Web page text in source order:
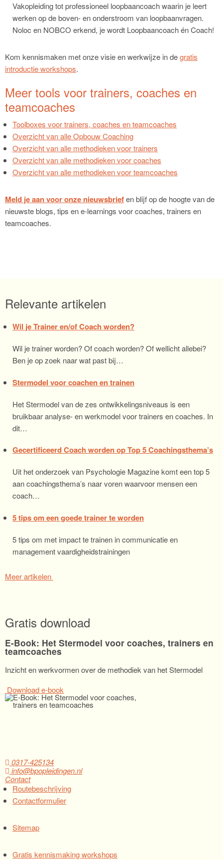
Vakopleiding tot professioneel loopbaancoach waarin je leert
werken op de boven- en onderstroom van loopbaanvragen.
Noloc en NOBCO erkend, je wordt Loopbaancoach én Coach!
Kom kennismaken met onze visie en werkwijze in degratis
introductie workshops.
Meer tools voor trainers, coaches en
teamcoaches
Toolboxes voor trainers, coaches en teamcoaches
Overzicht van alle Opbouw Coaching
Overzicht van alle methodieken voor trainers
Overzicht van alle methodieken voor coaches
Overzicht van alle methodieken voor teamcoaches
Meld je aan voor onze nieuwsbriefen blijf op de hoogte van de
nieuwste blogs, tips en e-learnings voor coaches, trainers en
teamcoaches.
Relevante artikelen
Wil je Trainer en/of Coach worden?
Wil je trainer worden? Of coach worden? Of wellicht allebei?
Ben je op zoek naar wat past bij…
Stermodel voor coachen en trainen
Het Stermodel van de zes ontwikkelingsniveaus is een
bruikbaar analyse- en werkmodel voor trainers en coaches. In
dit…
Gecertificeerd Coach worden op Top 5 Coachingsthema’s
Uit het onderzoek van Psychologie Magazine komt een top 5
aan coachingsthema’s naar voren waarvoor mensen een
coach…
5 tips om een goede trainer te worden
5 tips om met impact te trainen in communicatie en
management vaardigheidstrainingen
Meer artikelen
Gratis download
E-Book: Het Stermodel voor coaches, trainers en
teamcoaches
Inzicht en werkvormen over de methodiek van het Stermodel
Download e-book
0317-425134
info@bpopleidingen.nl
Contact
Routebeschrijving
Contactformulier
Sitemap
Gratis kennismaking workshops